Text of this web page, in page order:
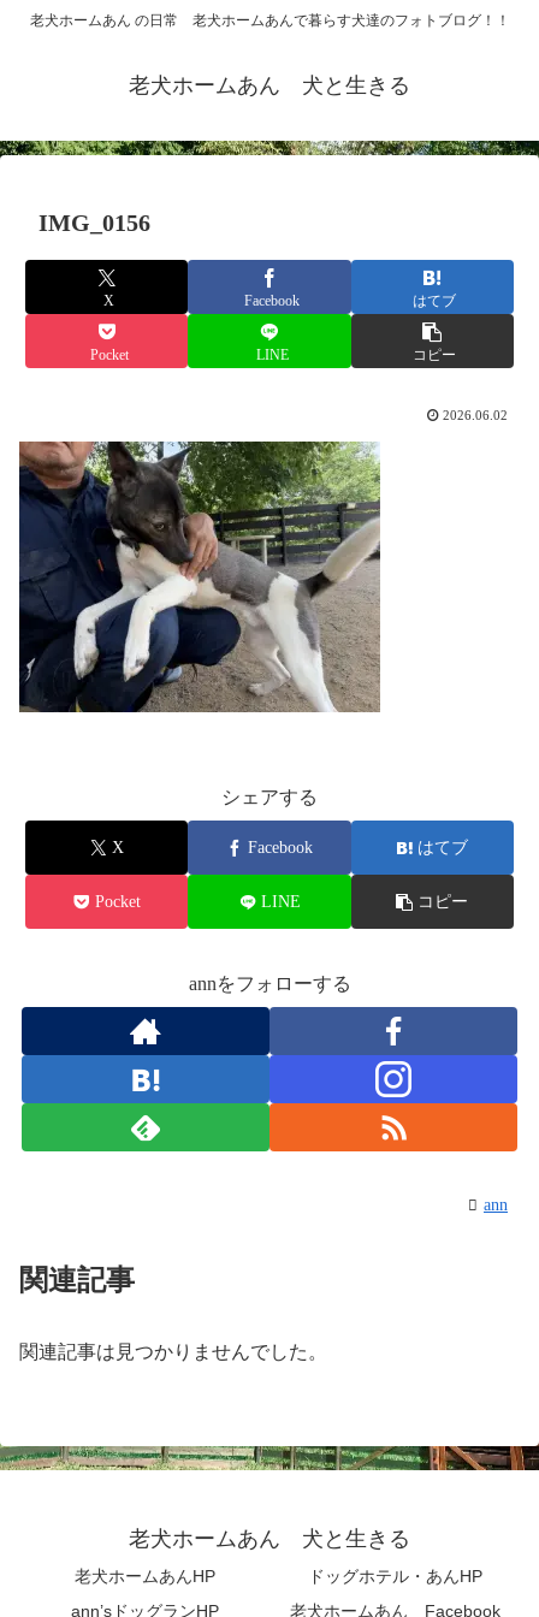
老犬ホームあん の日常 老犬ホームあんで暮らす犬達のフォトブログ！！
老犬ホームあん 犬と生きる
IMG_0156
X Facebook はてブ
Pocket LINE コピー
2026.06.02
シェアする
X Facebook はてブ
Pocket LINE コピー
annをフォローする
ann
関連記事
関連記事は見つかりませんでした。
老犬ホームあん 犬と生きる
老犬ホームあんHP
ドッグホテル・あんHP
ann’sドッグランHP
老犬ホームあん Facebook